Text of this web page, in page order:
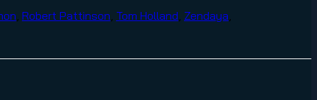
Robert Pattinson Tom Holland Zendaya